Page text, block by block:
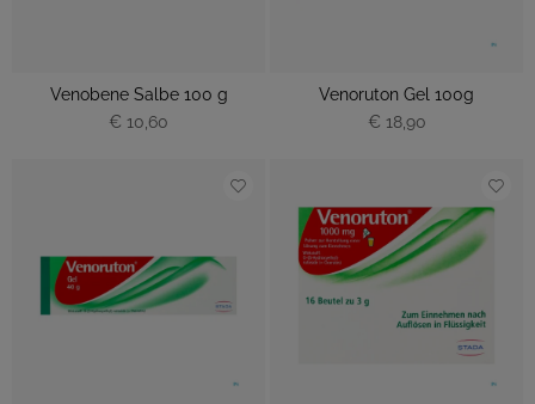
Venobene Salbe 100 g
€ 10,60
Venoruton Gel 100g
€ 18,90